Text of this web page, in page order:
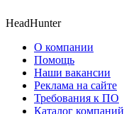
HeadHunter
О компании
Помощь
Наши вакансии
Реклама на сайте
Требования к ПО
Каталог компаний